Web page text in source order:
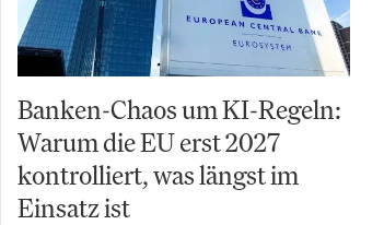
Banken-Chaos um KI-Regeln:
Warum die EU erst 2027
kontrolliert, was längst im
Einsatz ist